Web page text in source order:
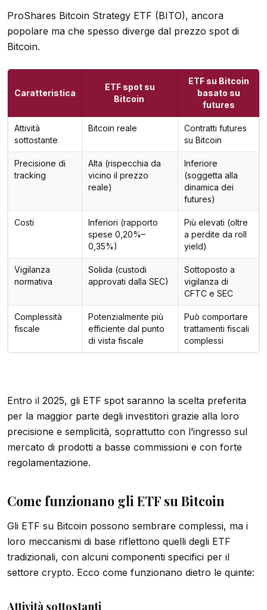
ProShares Bitcoin Strategy ETF (BITO), ancora
popolare ma che spesso diverge dal prezzo spot di
Bitcoin.
Caratteristica
ETF spot su
Bitcoin
ETF su Bitcoin
basato su
futures
Attività
sottostante
Bitcoin reale
Contratti futures
su Bitcoin
Precisione di
tracking
Alta (rispecchia da
vicino il prezzo
reale)
Inferiore
(soggetta alla
dinamica dei
futures)
Costi
Inferiori (rapporto
spese 0,20%–
0,35%)
Più elevati (oltre
a perdite da roll
yield)
Vigilanza
normativa
Solida (custodi
approvati dalla SEC)
Sottoposto a
vigilanza di
CFTC e SEC
Complessità
fiscale
Potenzialmente più
efficiente dal punto
di vista fiscale
Può comportare
trattamenti fiscali
complessi
Entro il 2025, gli ETF spot saranno la scelta preferita
per la maggior parte degli investitori grazie alla loro
precisione e semplicità, soprattutto con l’ingresso sul
mercato di prodotti a basse commissioni e con forte
regolamentazione.
Come funzionano gli ETF su Bitcoin
Gli ETF su Bitcoin possono sembrare complessi, ma i
loro meccanismi di base riflettono quelli degli ETF
tradizionali, con alcuni componenti specifici per il
settore crypto. Ecco come funzionano dietro le quinte:
Attività sottostanti